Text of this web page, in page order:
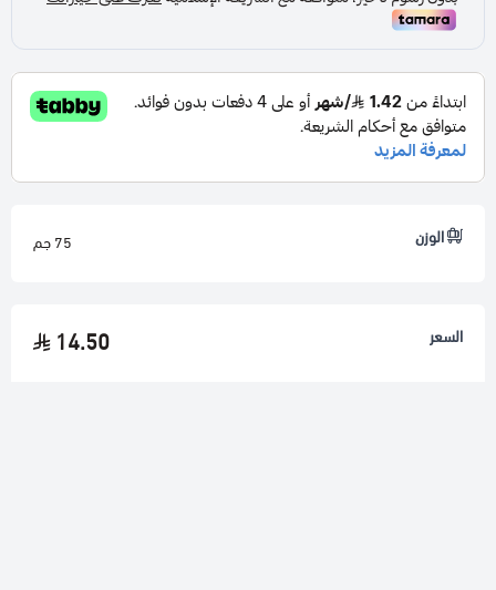
الوزن 75 جم
السعر 14.50